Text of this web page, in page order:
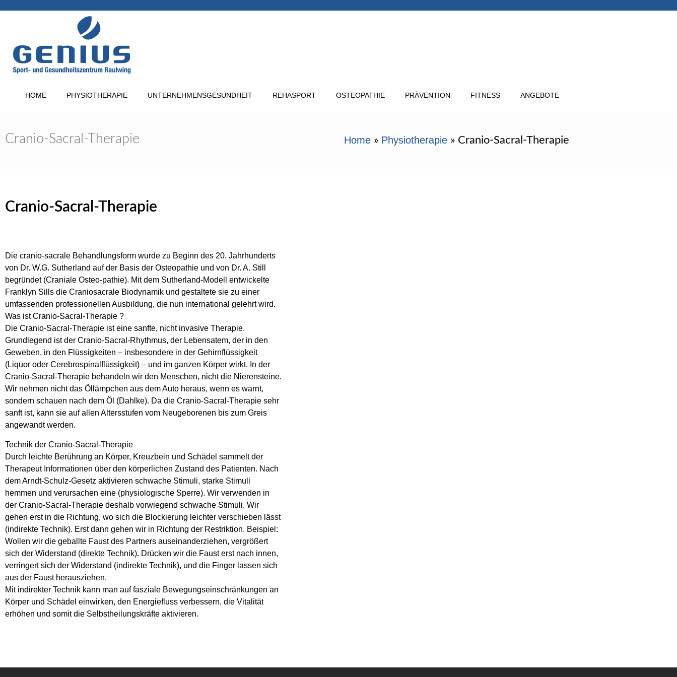
HOME PHYSIOTHERAPIE UNTERNEHMENSGESUNDHEIT REHASPORT OSTEOPATHIE PRÄVENTION FITNESS ANGEBOTE
Cranio-Sacral-Therapie Home » Physiotherapie » Cranio-Sacral-Therapie
Cranio-Sacral-Therapie
Die cranio-sacrale Behandlungsform wurde zu Beginn des 20. Jahrhunderts
von Dr. W.G. Sutherland auf der Basis der Osteopathie und von Dr. A. Still
begründet (Craniale Osteo-pathie). Mit dem Sutherland-Modell entwickelte
Franklyn Sills die Craniosacrale Biodynamik und gestaltete sie zu einer
umfassenden professionellen Ausbildung, die nun international gelehrt wird.
Was ist Cranio-Sacral-Therapie ?
Die Cranio-Sacral-Therapie ist eine sanfte, nicht invasive Therapie.
Grundlegend ist der Cranio-Sacral-Rhythmus, der Lebensatem, der in den
Geweben, in den Flüssigkeiten – insbesondere in der Gehirnflüssigkeit
(Liquor oder Cerebrospinalflüssigkeit) – und im ganzen Körper wirkt. In der
Cranio-Sacral-Therapie behandeln wir den Menschen, nicht die Nierensteine.
Wir nehmen nicht das Öllämpchen aus dem Auto heraus, wenn es warnt,
sondern schauen nach dem Öl (Dahlke). Da die Cranio-Sacral-Therapie sehr
sanft ist, kann sie auf allen Altersstufen vom Neugeborenen bis zum Greis
angewandt werden.
Technik der Cranio-Sacral-Therapie
Durch leichte Berührung an Körper, Kreuzbein und Schädel sammelt der
Therapeut Informationen über den körperlichen Zustand des Patienten. Nach
dem Arndt-Schulz-Gesetz aktivieren schwache Stimuli, starke Stimuli
hemmen und verursachen eine (physiologische Sperre). Wir verwenden in
der Cranio-Sacral-Therapie deshalb vorwiegend schwache Stimuli. Wir
gehen erst in die Richtung, wo sich die Blockierung leichter verschieben lässt
(indirekte Technik). Erst dann gehen wir in Richtung der Restriktion. Beispiel:
Wollen wir die geballte Faust des Partners auseinanderziehen, vergrößert
sich der Widerstand (direkte Technik). Drücken wir die Faust erst nach innen,
verringert sich der Widerstand (indirekte Technik), und die Finger lassen sich
aus der Faust herausziehen.
Mit indirekter Technik kann man auf fasziale Bewegungseinschränkungen an
Körper und Schädel einwirken, den Energiefluss verbessern, die Vitalität
erhöhen und somit die Selbstheilungskräfte aktivieren.